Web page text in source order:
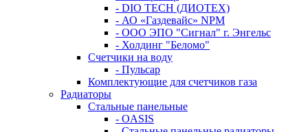
- DIO TECH (ДИОТЕХ)
- АО «Газдевайс» NPM
- ООО ЭПО "Сигнал" г. Энгельс
- Холдинг "Беломо"
Счетчики на воду
- Пульсар
Комплектующие для счетчиков газа
Радиаторы
Стальные панельные
- OASIS